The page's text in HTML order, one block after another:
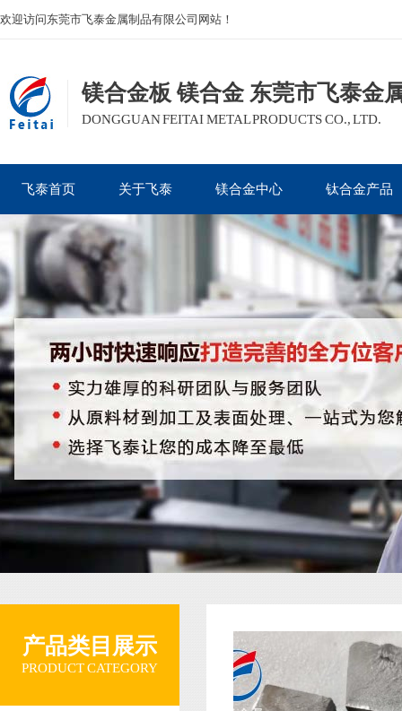
欢迎访问东莞市飞泰金属制品有限公司网站！
镁合金板 镁合金 东莞市飞泰金
DONGGUAN FEITAI METAL PRODUCTS CO., LTD.
飞泰首页 关于飞泰 镁合金中心 钛合金产品
产品类目展示
PRODUCT CATEGORY